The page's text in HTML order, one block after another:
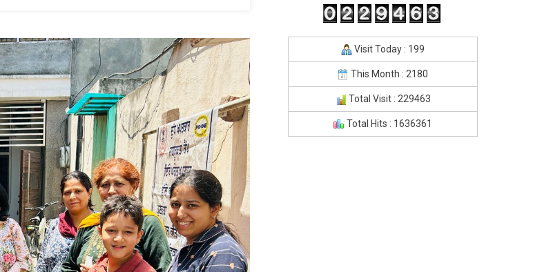
Visit Today : 199
This Month : 2180
Total Visit : 229463
Total Hits : 1636361